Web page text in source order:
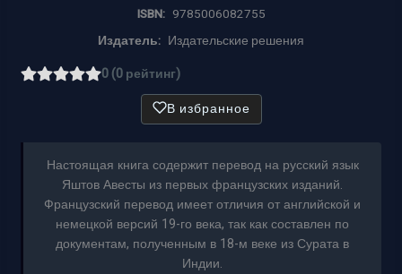
ISBN: 9785006082755
Издатель: Издательские решения
0 (0 рейтинг)
В избранное
Настоящая книга содержит перевод на русский язык
Яштов Авесты из первых французских изданий.
Французский перевод имеет отличия от английской и
немецкой версий 19-го века, так как составлен по
документам, полученным в 18-м веке из Сурата в
Индии.